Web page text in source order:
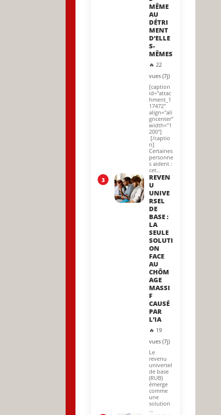
MÊME
AU
DÉTRI
MENT
D’ELLE
S-
MÊMES
🔥 22
vues (7j)
[caption
id="attac
hment_1
17472"
align="ali
gncenter"
width="1
200"]
[/captio
n]
Certaines
personne
s aident :
cet…
3
REVEN
U
UNIVE
RSEL
DE
BASE :
LA
SEULE
SOLUTI
ON
FACE
AU
CHÔM
AGE
MASSI
F
CAUSÉ
PAR
L’IA
🔥 19
vues (7j)
Le
revenu
universel
de base
(RUB)
émerge
comme
une
solution
…